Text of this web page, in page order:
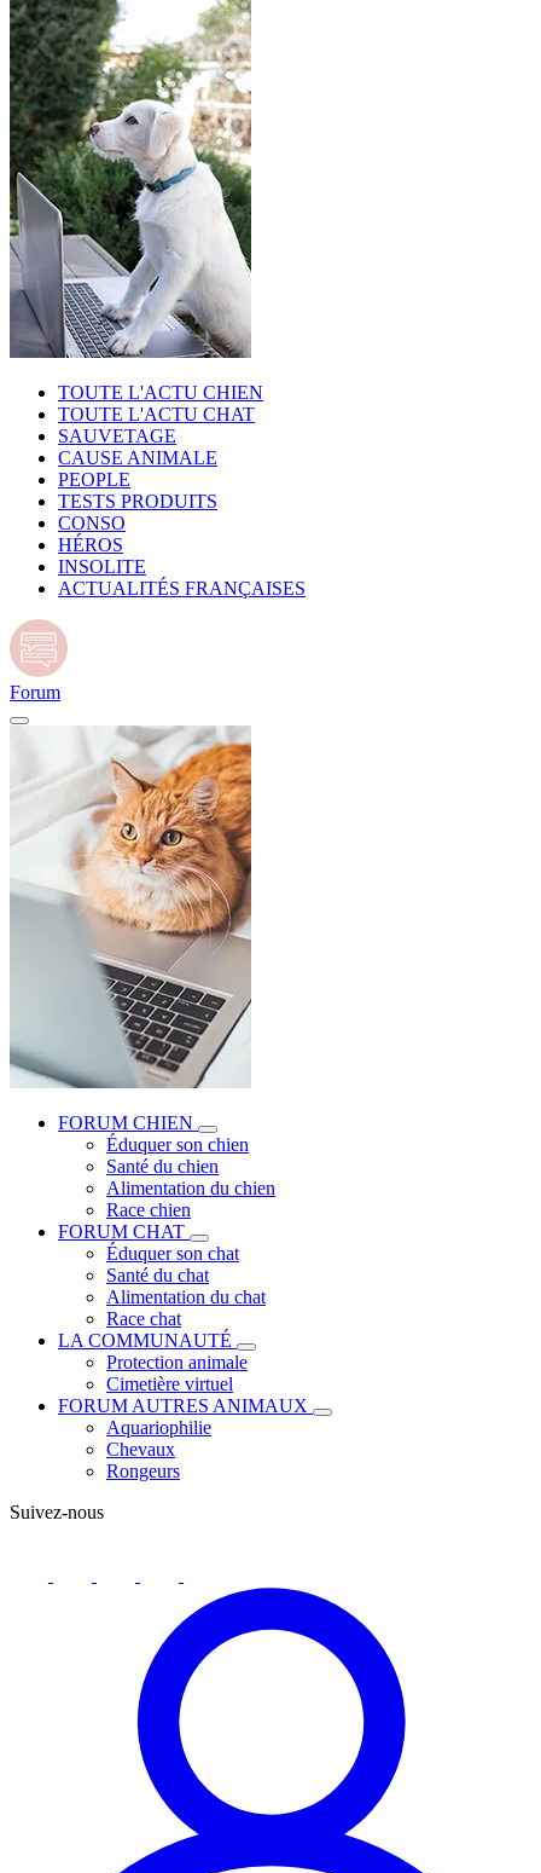
TOUTE L'ACTU CHIEN
TOUTE L'ACTU CHAT
SAUVETAGE
CAUSE ANIMALE
PEOPLE
TESTS PRODUITS
CONSO
HÉROS
INSOLITE
ACTUALITÉS FRANÇAISES
Forum
FORUM CHIEN
Éduquer son chien
Santé du chien
Alimentation du chien
Race chien
FORUM CHAT
Éduquer son chat
Santé du chat
Alimentation du chat
Race chat
LA COMMUNAUTÉ
Protection animale
Cimetière virtuel
FORUM AUTRES ANIMAUX
Aquariophilie
Chevaux
Rongeurs
Suivez-nous